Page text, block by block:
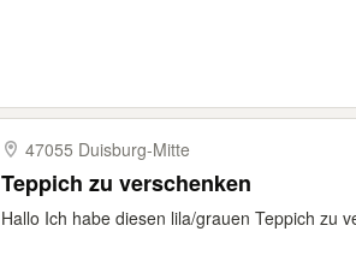
47055 Duisburg-​Mitte
Teppich zu verschenken
Hallo Ich habe diesen lila/grauen Teppich zu